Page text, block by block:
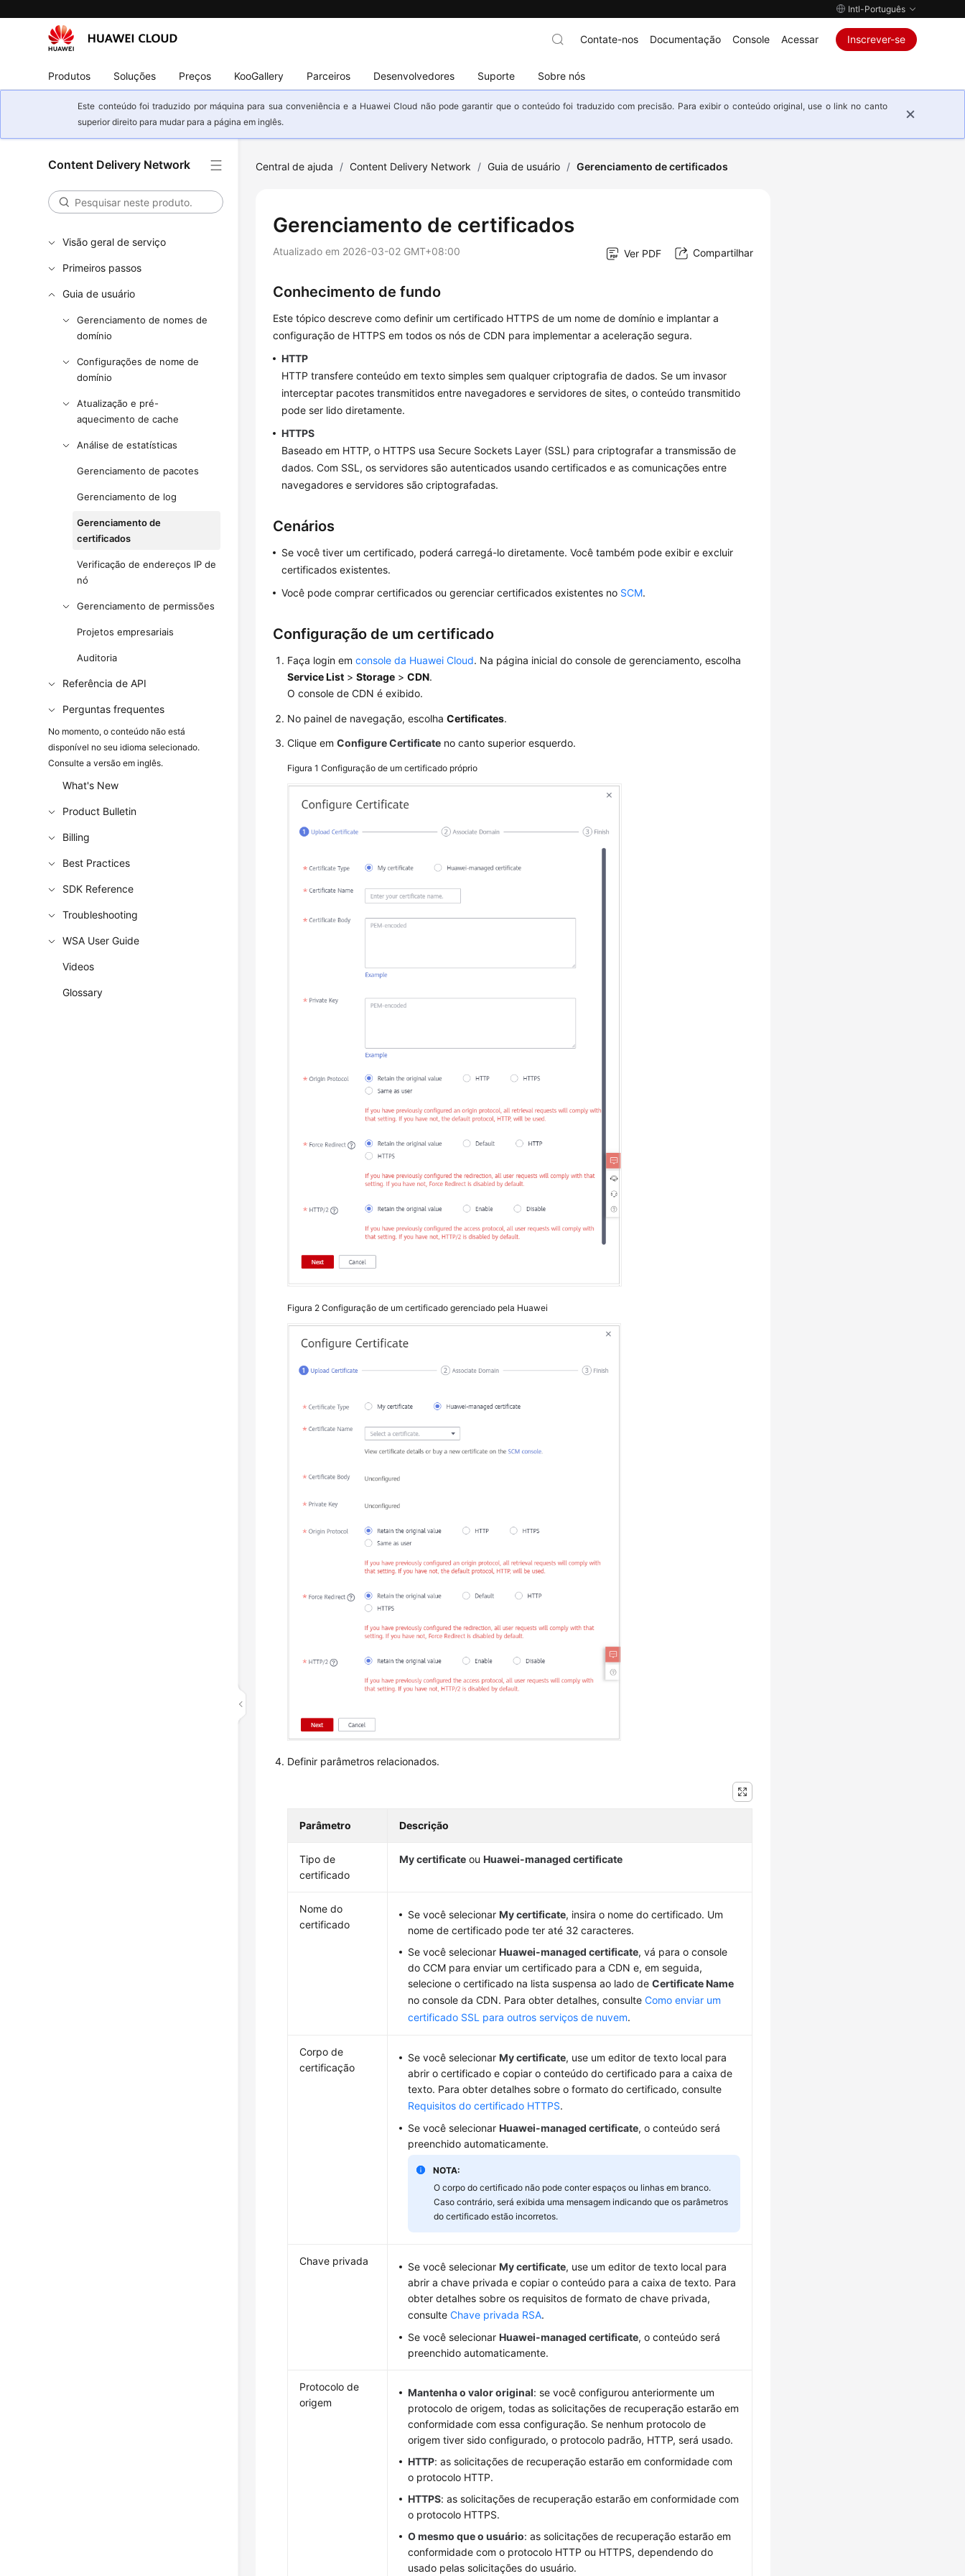
Intl-Português
Produtos Soluções Preços KooGallery Parceiros Desenvolvedores Suporte Sobre nós
Contate-nos Documentação Console Acessar Inscrever-se
Este conteúdo foi traduzido por máquina para sua conveniência e a Huawei Cloud não pode garantir que o conteúdo foi traduzido com precisão. Para exibir o conteúdo original, use o link no canto
superior direito para mudar para a página em inglês.
Content Delivery Network
Visão geral de serviço
Primeiros passos
Guia de usuário
Gerenciamento de nomes de
domínio
Configurações de nome de
domínio
Atualização e pré-
aquecimento de cache
Análise de estatísticas
Gerenciamento de pacotes
Gerenciamento de log
Gerenciamento de
certificados
Verificação de endereços IP de
nó
Gerenciamento de permissões
Projetos empresariais
Auditoria
Referência de API
Perguntas frequentes
No momento, o conteúdo não está
disponível no seu idioma selecionado.
Consulte a versão em inglês.
What's New
Product Bulletin
Billing
Best Practices
SDK Reference
Troubleshooting
WSA User Guide
Videos
Glossary
Central de ajuda / Content Delivery Network / Guia de usuário / Gerenciamento de certificados
Gerenciamento de certificados
Atualizado em 2026-03-02 GMT+08:00 Ver PDF Compartilhar
Conhecimento de fundo
Este tópico descreve como definir um certificado HTTPS de um nome de domínio e implantar a
configuração de HTTPS em todos os nós de CDN para implementar a aceleração segura.
HTTP
HTTP transfere conteúdo em texto simples sem qualquer criptografia de dados. Se um invasor
interceptar pacotes transmitidos entre navegadores e servidores de sites, o conteúdo transmitido
pode ser lido diretamente.
HTTPS
Baseado em HTTP, o HTTPS usa Secure Sockets Layer (SSL) para criptografar a transmissão de
dados. Com SSL, os servidores são autenticados usando certificados e as comunicações entre
navegadores e servidores são criptografadas.
Cenários
Se você tiver um certificado, poderá carregá-lo diretamente. Você também pode exibir e excluir
certificados existentes.
Você pode comprar certificados ou gerenciar certificados existentes no SCM.
Configuração de um certificado
Faça login emconsole da Huawei Cloud. Na página inicial do console de gerenciamento, escolha
Service List >Storage >CDN.
O console de CDN é exibido.
No painel de navegação, escolhaCertificates.
Clique emConfigure Certificate no canto superior esquerdo.
Figura 1Configuração de um certificado próprio
Figura 2Configuração de um certificado gerenciado pela Huawei
Definir parâmetros relacionados.
Parâmetro Descrição
Tipo de
certificado
My certificate ouHuawei-managed certificate
Nome do
certificado
Se você selecionarMy certificate, insira o nome do certificado. Um
nome de certificado pode ter até 32 caracteres.
Se você selecionarHuawei-managed certificate, vá para o console
do CCM para enviar um certificado para a CDN e, em seguida,
selecione o certificado na lista suspensa ao lado deCertificate Name
no console da CDN. Para obter detalhes, consulteComo enviar um
certificado SSL para outros serviços de nuvem.
Corpo de
certificação
Se você selecionarMy certificate, use um editor de texto local para
abrir o certificado e copiar o conteúdo do certificado para a caixa de
texto. Para obter detalhes sobre o formato do certificado, consulte
Requisitos do certificado HTTPS.
Se você selecionarHuawei-managed certificate, o conteúdo será
preenchido automaticamente.
NOTA:
O corpo do certificado não pode conter espaços ou linhas em branco.
Caso contrário, será exibida uma mensagem indicando que os parâmetros
do certificado estão incorretos.
Chave privada Se você selecionarMy certificate, use um editor de texto local para
abrir a chave privada e copiar o conteúdo para a caixa de texto. Para
obter detalhes sobre os requisitos de formato de chave privada,
consulteChave privada RSA.
Se você selecionarHuawei-managed certificate, o conteúdo será
preenchido automaticamente.
Protocolo de
origem
Mantenha o valor original: se você configurou anteriormente um
protocolo de origem, todas as solicitações de recuperação estarão em
conformidade com essa configuração. Se nenhum protocolo de
origem tiver sido configurado, o protocolo padrão, HTTP, será usado.
HTTP: as solicitações de recuperação estarão em conformidade com
o protocolo HTTP.
HTTPS: as solicitações de recuperação estarão em conformidade com
o protocolo HTTPS.
O mesmo que o usuário: as solicitações de recuperação estarão em
conformidade com o protocolo HTTP ou HTTPS, dependendo do
usado pelas solicitações do usuário.